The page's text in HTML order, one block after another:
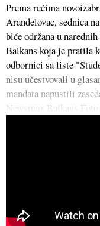
Prema rečima
Aranđelovac, sednica
biće održana u
Balkans koja je pratila
odbornici sa liste
nisu učestvovali u
mandata napustili
Newsmax Balkans